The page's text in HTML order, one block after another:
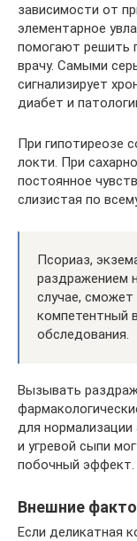
зависимости от
элементарное
помогают решить
врачу. Самыми
сигнализирует
диабет и
При гипотиреозе
локти. При
постоянное
слизистая по
Псориаз,
раздражением
случае,
компетентный
обследования.
Вызывать
для нормализации
и угревой сыпи
побочный эффект.
Внешние
Если деликатная